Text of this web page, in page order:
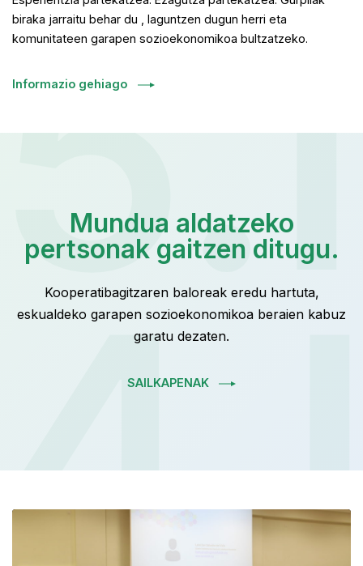
biraka jarraitu behar du , laguntzen dugun herri eta
komunitateen garapen sozioekonomikoa bultzatzeko.
Informazio gehiago
Mundua aldatzeko
pertsonak gaitzen ditugu.
Kooperatibagitzaren baloreak eredu hartuta,
eskualdeko garapen sozioekonomikoa beraien kabuz
garatu dezaten.
SAILKAPENAK